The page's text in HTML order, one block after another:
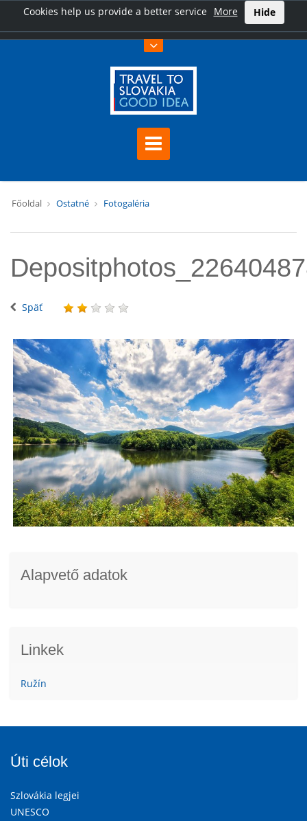
Cookies help us provide a better service More Hide
Főoldal Ostatné Fotogaléria
Späť
Alapvető adatok
Linkek
Ružín
Úti célok
Szlovákia legjei
UNESCO